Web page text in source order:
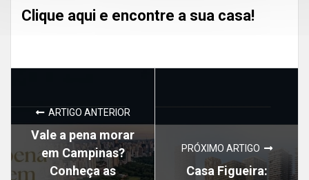
Clique aqui e encontre a sua casa!
ARTIGO ANTERIOR
Vale a pena morar
em Campinas?
Conheça as
PRÓXIMO ARTIGO
Casa Figueira: